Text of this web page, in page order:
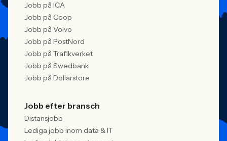
Jobb på ICA
Jobb på Coop
Jobb på Volvo
Jobb på PostNord
Jobb på Trafikverket
Jobb på Swedbank
Jobb på Dollarstore
Jobb efter bransch
Distansjobb
Lediga jobb inom data & IT